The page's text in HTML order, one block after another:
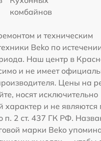
комбайнов
и техническим
Beko по
Наш центр в
и не имеет
Цены на
носят исключительно
характер и не являются
п. 2 ст. 437 ГК РФ.
марки Beko